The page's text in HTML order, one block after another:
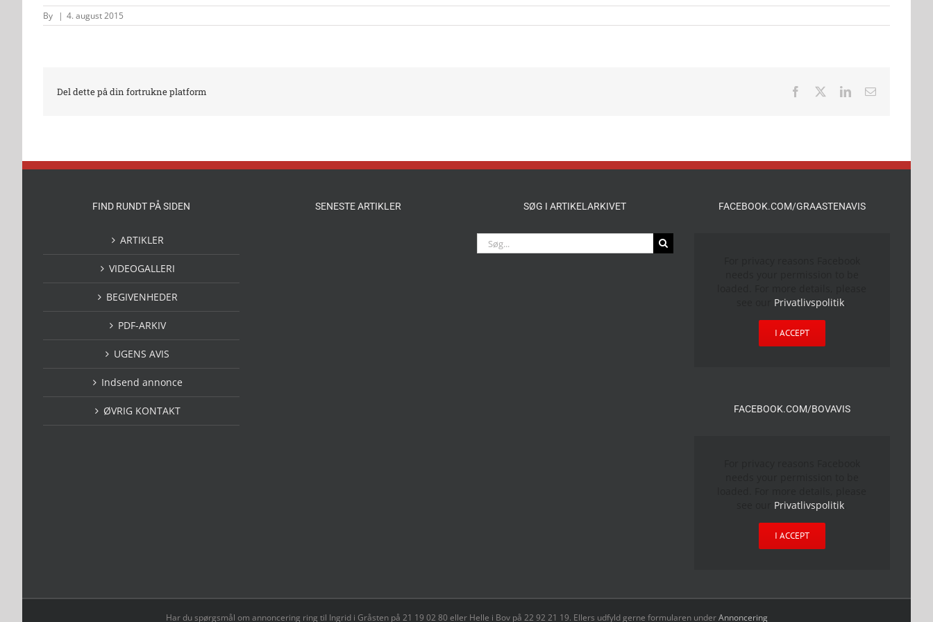
By | 4. august 2015
Del dette på din fortrukne platform Facebook LinkedIn
E-
FIND RUNDT PÅ SIDEN
ARTIKLER
VIDEOGALLERI
BEGIVENHEDER
PDF-ARKIV
UGENS AVIS
Indsend annonce
ØVRIG KONTAKT
SENESTE ARTIKLER SØG I ARTIKELARKIVET
Søg
efter:
FACEBOOK.COM/GRAASTENAVIS
Privatlivspolitik
I ACCEPT
FACEBOOK.COM/BOVAVIS
Privatlivspolitik
I ACCEPT
Har du spørgsmål om annoncering ring til Ingrid i Gråsten på 21 19 02 80 ‬eller Helle i Bov på 22 92 21 19‬. Ellers udfyld gerne formularen underAnnoncering